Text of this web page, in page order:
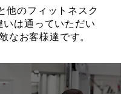
他のフィットネスク
いは通っていただい
なお客様達です。